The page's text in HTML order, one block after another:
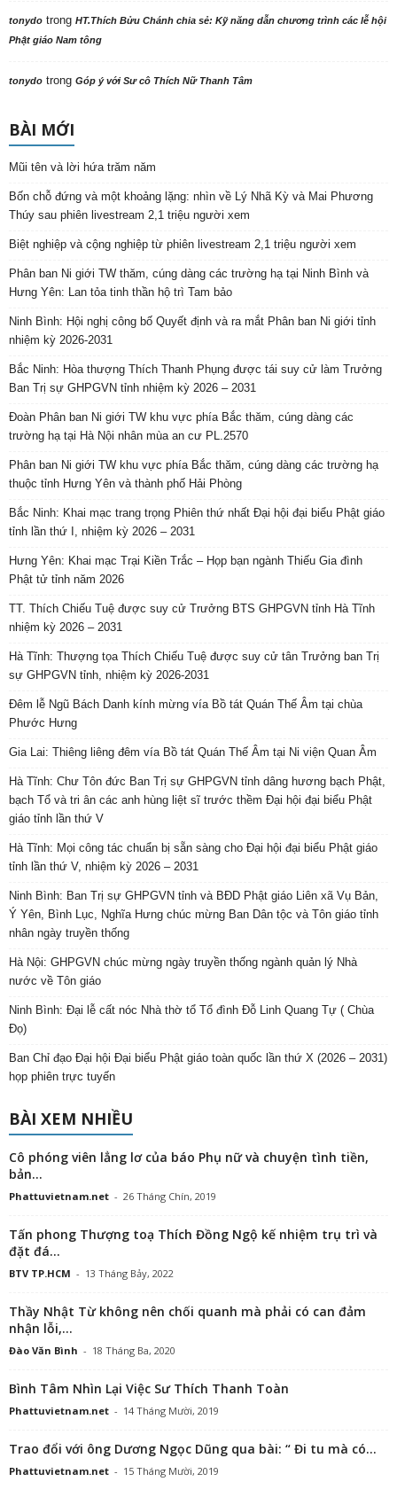
tonydo trong HT.Thích Bửu Chánh chia sẻ: Kỹ năng dẫn chương trình các lễ hội
Phật giáo Nam tông
tonydo trong Góp ý với Sư cô Thích Nữ Thanh Tâm
BÀI MỚI
Mũi tên và lời hứa trăm năm
Bốn chỗ đứng và một khoảng lặng: nhìn về Lý Nhã Kỳ và Mai Phương
Thúy sau phiên livestream 2,1 triệu người xem
Biệt nghiệp và cộng nghiệp từ phiên livestream 2,1 triệu người xem
Phân ban Ni giới TW thăm, cúng dàng các trường hạ tại Ninh Bình và
Hưng Yên: Lan tỏa tinh thần hộ trì Tam bảo
Ninh Bình: Hội nghị công bố Quyết định và ra mắt Phân ban Ni giới tỉnh
nhiệm kỳ 2026-2031
Bắc Ninh: Hòa thượng Thích Thanh Phụng được tái suy cử làm Trưởng
Ban Trị sự GHPGVN tỉnh nhiệm kỳ 2026 – 2031
Đoàn Phân ban Ni giới TW khu vực phía Bắc thăm, cúng dàng các
trường hạ tại Hà Nội nhân mùa an cư PL.2570
Phân ban Ni giới TW khu vực phía Bắc thăm, cúng dàng các trường hạ
thuộc tỉnh Hưng Yên và thành phố Hải Phòng
Bắc Ninh: Khai mạc trang trọng Phiên thứ nhất Đại hội đại biểu Phật giáo
tỉnh lần thứ I, nhiệm kỳ 2026 – 2031
Hưng Yên: Khai mạc Trại Kiền Trắc – Họp bạn ngành Thiếu Gia đình
Phật tử tỉnh năm 2026
TT. Thích Chiếu Tuệ được suy cử Trưởng BTS GHPGVN tỉnh Hà Tĩnh
nhiệm kỳ 2026 – 2031
Hà Tĩnh: Thượng tọa Thích Chiếu Tuệ được suy cử tân Trưởng ban Trị
sự GHPGVN tỉnh, nhiệm kỳ 2026-2031
Đêm lễ Ngũ Bách Danh kính mừng vía Bồ tát Quán Thế Âm tại chùa
Phước Hưng
Gia Lai: Thiêng liêng đêm vía Bồ tát Quán Thế Âm tại Ni viện Quan Âm
Hà Tĩnh: Chư Tôn đức Ban Trị sự GHPGVN tỉnh dâng hương bạch Phật,
bạch Tổ và tri ân các anh hùng liệt sĩ trước thềm Đại hội đại biểu Phật
giáo tỉnh lần thứ V
Hà Tĩnh: Mọi công tác chuẩn bị sẵn sàng cho Đại hội đại biểu Phật giáo
tỉnh lần thứ V, nhiệm kỳ 2026 – 2031
Ninh Bình: Ban Trị sự GHPGVN tỉnh và BĐD Phật giáo Liên xã Vụ Bản,
Ý Yên, Bình Lục, Nghĩa Hưng chúc mừng Ban Dân tộc và Tôn giáo tỉnh
nhân ngày truyền thống
Hà Nội: GHPGVN chúc mừng ngày truyền thống ngành quản lý Nhà
nước về Tôn giáo
Ninh Bình: Đại lễ cất nóc Nhà thờ tổ Tổ đình Đỗ Linh Quang Tự ( Chùa
Đọ)
Ban Chỉ đạo Đại hội Đại biểu Phật giáo toàn quốc lần thứ X (2026 – 2031)
họp phiên trực tuyến
BÀI XEM NHIỀU
Cô phóng viên lẳng lơ của báo Phụ nữ và chuyện tình tiền,
bản...
Phattuvietnam.net - 26 Tháng Chín, 2019
Tấn phong Thượng toạ Thích Đồng Ngộ kế nhiệm trụ trì và
đặt đá...
BTV TP.HCM - 13 Tháng Bảy, 2022
Thầy Nhật Từ không nên chối quanh mà phải có can đảm
nhận lỗi,...
Đào Văn Bình - 18 Tháng Ba, 2020
Bình Tâm Nhìn Lại Việc Sư Thích Thanh Toàn
Phattuvietnam.net - 14 Tháng Mười, 2019
Trao đổi với ông Dương Ngọc Dũng qua bài: “ Đi tu mà có...
Phattuvietnam.net - 15 Tháng Mười, 2019